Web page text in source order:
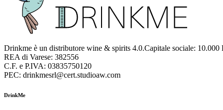
Drinkme è un distributore wine & spirits 4.0.Capitale sociale: 10.000
REA di Varese: 382556
C.F. e P.IVA: 03835750120
PEC: drinkmesrl@cert.studioaw.com
DrinkMe